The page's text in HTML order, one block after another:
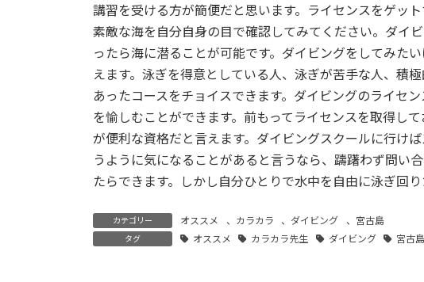
講習を受ける方が簡便だと思います。ライセンスをゲッ
素敵な海を自分自身の目で確認してみてください。ダイ
ったら海に潜ることが可能です。ダイビングをしてみた
えます。泳ぎを得意としている人、泳ぎが苦手な人、積
あったコースをチョイスできます。ダイビングのライセ
を愉しむことができます。前もってライセンスを取得し
が便利な資格だと言えます。ダイビングスクールに行け
うように気になることがあると言うなら、躊躇わず問い
たらできます。しかし自分ひとりで水中を自由に泳ぎ回
カテゴリー オススメ 、 カラカラ 、 ダイビング 、 宮古島
タグ オススメ カラカラ先生 ダイビング 宮古島